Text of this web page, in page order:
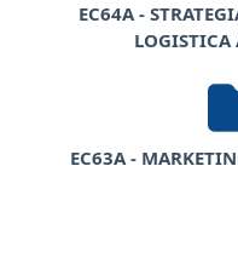
EC64A -
LOGISTICA
EC63A -